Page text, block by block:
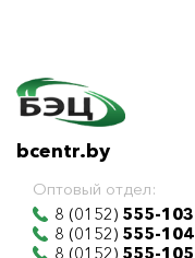
bcentr.by
Оптовый отдел:
8 (0152) 555-103
8 (0152) 555-104
8 (0152) 555-105